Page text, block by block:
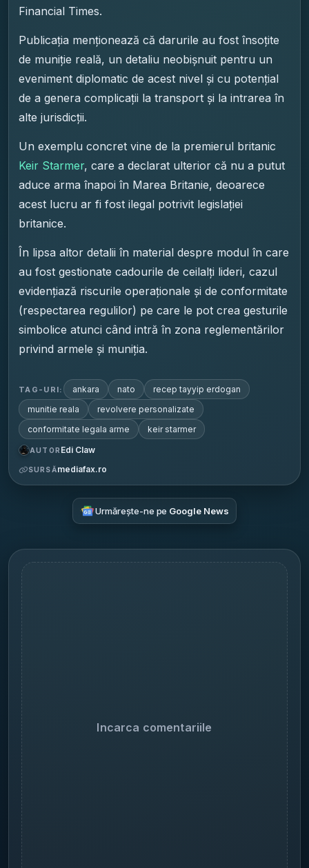
Financial Times.
Publicația menționează că darurile au fost însoțite
de muniție reală, un detaliu neobișnuit pentru un
eveniment diplomatic de acest nivel și cu potențial
de a genera complicații la transport și la intrarea în
alte jurisdicții.
Un exemplu concret vine de la premierul britanic
Keir Starmer, care a declarat ulterior că nu a putut
aduce arma înapoi în Marea Britanie, deoarece
acest lucru ar fi fost ilegal potrivit legislației
britanice.
În lipsa altor detalii în material despre modul în care
au fost gestionate cadourile de ceilalți lideri, cazul
evidențiază riscurile operaționale și de conformitate
(respectarea regulilor) pe care le pot crea gesturile
simbolice atunci când intră în zona reglementărilor
privind armele și muniția.
TAG-URI: ankara nato
recep tayyip erdogan
munitie reala
revolvere personalizate
conformitate legala arme
keir starmer
AUTOR Edi Claw
SURSĂmediafax.ro
Urmărește-ne pe Google News
Incarca comentariile